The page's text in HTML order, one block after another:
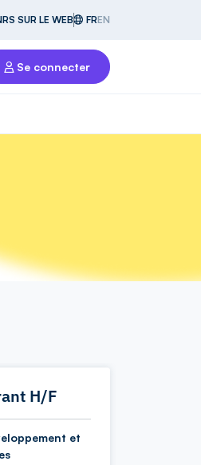
SUR LE WEB FREN
Se connecter
H/F
et